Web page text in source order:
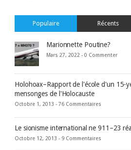
Populaire Récents
Marionnette Poutine?
Mars 27, 2022 - 0 Commenter
Holohoax–Rapport de l'école d'un 15-
mensonges de l'Holocauste
Octobre 1, 2013 - 76 Commentaires
Le sionisme international ne 911–23
Octobre 12, 2013 - 9 Commentaires